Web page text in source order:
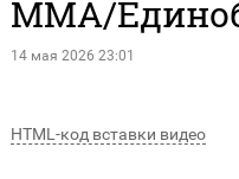
MMA/
14 мая 2026 23:01
HTML-код вставки видео